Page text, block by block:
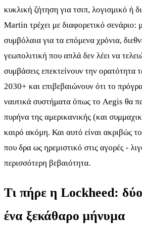
κυκλική ζήτηση για τσιπ, λογισμικό ή
Martin τρέχει με διαφορετικό
συμβόλαια για τα επόμενα χρόνια,
γεωπολιτική που απλά δεν λέει να
συμβάσεις επεκτείνουν την ορατότητα
2030+ και επιβεβαιώνουν ότι το
ναυτικά συστήματα όπως το Aegis θα
πυρήνα της αμερικανικής (και
καιρό ακόμη. Και αυτό είναι ακριβώς το
που δρα ως ηρεμιστικό στις αγορές -
περισσότερη βεβαιότητα.
Τι πήρε η Lockheed:
ένα ξεκάθαρο μήνυμα